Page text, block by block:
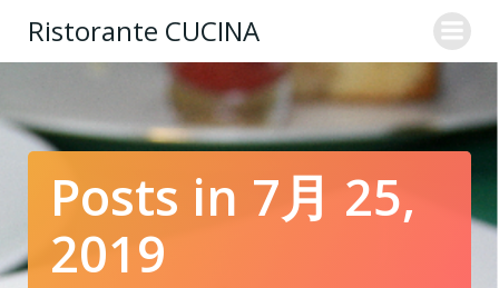
ン
テ
ン
ツ
へ
キ
Ristorante CUCINA
Posts in 7月 25,
2019